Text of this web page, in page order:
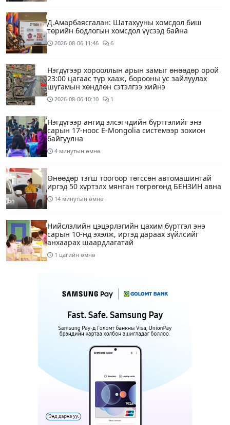
Д.Амарбаясгалан: Шатахууны хомсдол биш
төрийн бодлогын хомсдол үүсээд байна
2026-08-06 11:46 6
Нэгдүгээр хорооллын арын замыг өнөөдөр орой
23:00 цагаас түр хааж, борооны ус зайлуулах
шугамын хөндлөн сэтэлгээ хийнэ
2026-08-06 10:10 1
Нэгдүгээр ангид элсэгчдийн бүртгэлийг энэ
сарын 17-ноос E-Mongolia системээр зохион
байгуулна
4 минутын өмнө
Өнөөдөр тэгш тоогоор төгссөн автомашинтай
иргэд 50 хүртэлх мянган төгрөгөнд БЕНЗИН авна
14 минутын өмнө
Нийслэлийн цэцэрлэгийн цахим бүртгэл энэ
сарын 10-нд эхэлж, иргэд дараах зүйлсийг
анхаарах шаардлагатай
1 цагийн өмнө
Улаанбаатарт 28 хэм дулаан
4 цагийн өмнө 1
Татварын өртэй шатахуун импортлогч ААН-
13 цагийн өмнө
Маргааш Улаанбаатарт 28 хэм дулаан, багавтар
15 цагийн өмнө